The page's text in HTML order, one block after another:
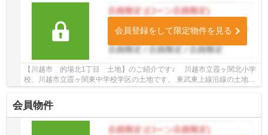
会員登録をして限定物件を見る
【川越市 的場北1丁目 土地】のご紹介です♪ 川越市立霞ヶ関北小学
校、川越市立霞ヶ関東中学校学区の土地です。 東武東上線沿線の土地♪
会員物件